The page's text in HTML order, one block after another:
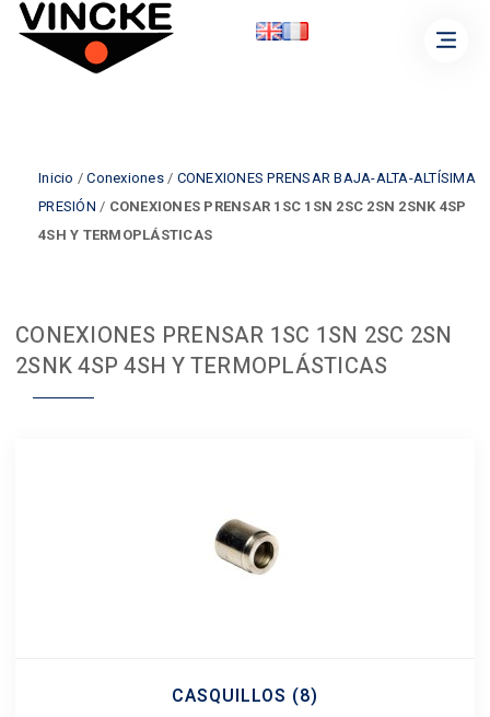
Inicio /Conexiones/ CONEXIONES PRENSAR BAJA-ALTA-ALTÍSIMA
PRESIÓN / CONEXIONES PRENSAR 1SC 1SN 2SC 2SN 2SNK 4SP
4SH Y TERMOPLÁSTICAS
CONEXIONES PRENSAR 1SC 1SN 2SC 2SN
2SNK 4SP 4SH Y TERMOPLÁSTICAS
CASQUILLOS (8)